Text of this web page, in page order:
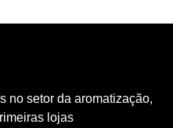
no setor da aromatização,
lojas